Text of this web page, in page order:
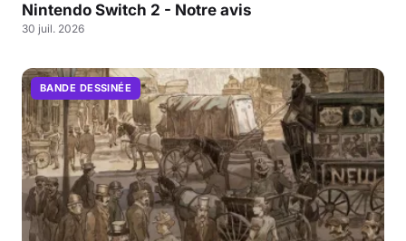
Nintendo Switch 2 - Notre avis
30 juil. 2026
BANDE DESSINÉE